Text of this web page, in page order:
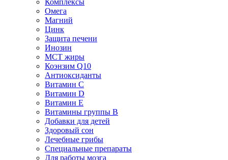
Комплексы
Омега
Магний
Цинк
Защита печени
Инозин
МСТ жиры
Коэнзим Q10
Антиоксиданты
Витамин С
Витамин D
Витамин Е
Витамины группы B
Добавки для детей
Здоровый сон
Лечебные грибы
Специальные препараты
Для работы мозга